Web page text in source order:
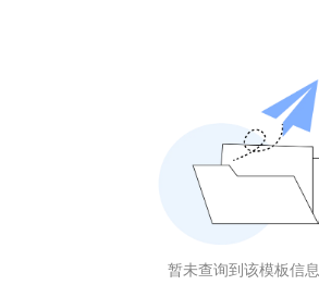
暂未查询到该模板信息